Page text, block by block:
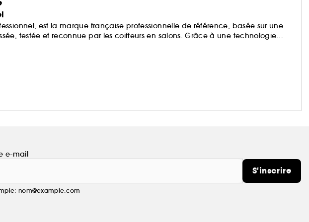
est la marque française professionnelle de référence, basée sur une
testée et reconnue par les coiffeurs en salons. Grâce à une technologie
les soins L’Oréal Professionnel s’adressent à tous les types de cheveux.
technologie et avant-gardisme artistique pour des looks inspirés des défilés.
e-mail
nom@example.com
S'inscrire